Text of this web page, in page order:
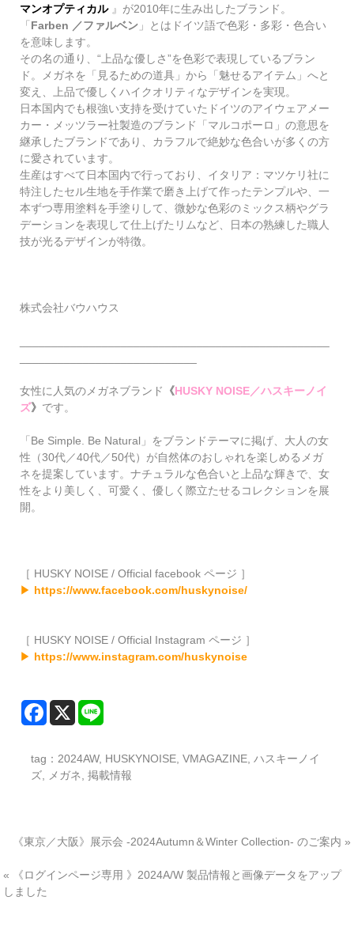
マンオプティカル』が2010年に生み出したブランド。
「 Farben ／ファルベン 」とはドイツ語で色彩・多彩・色合い
を意味します。
その名の通り、“ 上品な優しさ”を色彩で表現しているブラン
ド。メガネを「見るための道具」から「魅せるアイテム」へと
変え、上品で優しくハイクオリティなデザインを実現。
日本国内でも根強い支持を受けていたドイツのアイウェアメー
カー・メッツラー社製造のブランド「マルコポーロ」の意思を
継承したブランドであり、カラフルで絶妙な色合いが多くの方
に愛されています。
生産はすべて日本国内で行っており、イタリア：マツケリ社に
特注したセル生地を手作業で磨き上げて作ったテンプルや、一
本ずつ専用塗料を手塗りして、微妙な色彩のミックス柄やグラ
デーションを表現して仕上げたリムなど、日本の熟練した職人
技が光るデザインが特徴。
株式会社バウハウス
女性に人気のメガネブランド 《HUSKY NOISE／ハスキーノイ
ズ》 です。
「Be Simple. Be Natural」をブランドテーマに掲げ、大人の女
性（30代／40代／50代）が自然体のおしゃれを楽しめるメガ
ネを提案しています。ナチュラルな色合いと上品な輝きで、女
性をより美しく、可愛く、優しく際立たせるコレクションを展
開。
［ HUSKY NOISE / Official facebook ページ ］
▶ https://www.facebook.com/huskynoise/
［ HUSKY NOISE / Official Instagram ページ ］
▶ https://www.instagram.com/huskynoise
tag： 2024AW, HUSKYNOISE ,VMAGAZINE ,ハスキーノイ
ズ
メガネ ,掲載情報
《東京／大阪》展示会 -2024Autumn＆Winter Collection- のご案内 »
«
《ログインページ専用 》2024A/W 製品情報と画像データをアップ
しました